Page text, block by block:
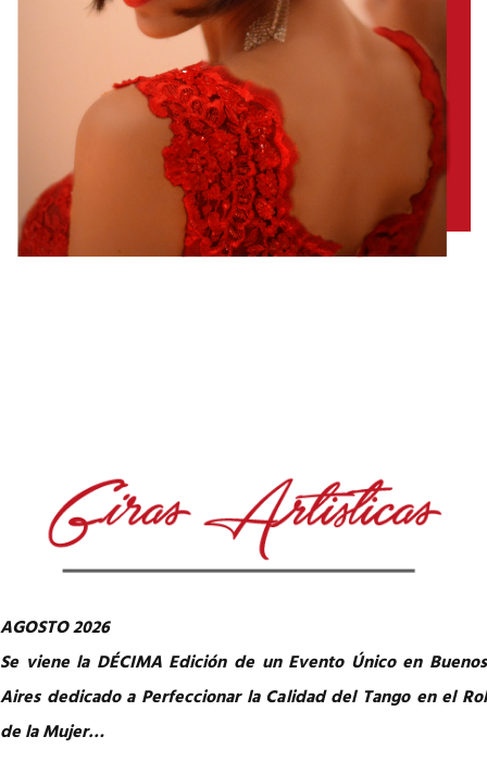
AGOSTO 2026
Se viene la DÉCIMA Edición de un Evento Único en Buenos
Aires dedicado a Perfeccionar la Calidad del Tango en el Rol
de la Mujer…